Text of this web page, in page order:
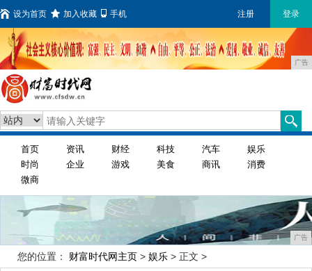
设为首页 加入收藏 手机 注册 登录
广告
首页 资讯 财经 科技 汽车
娱乐
时尚
企业 游戏 美食 商讯
消费
微商
广告
您的位置： 财富时代网主页 > 娱乐 > 正文 >